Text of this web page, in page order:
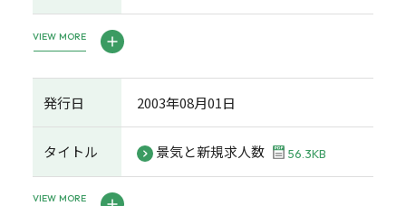
VIEW MORE
発行日 2003年08月01日
タイトル 景気と新規求人数 56.3KB
VIEW MORE